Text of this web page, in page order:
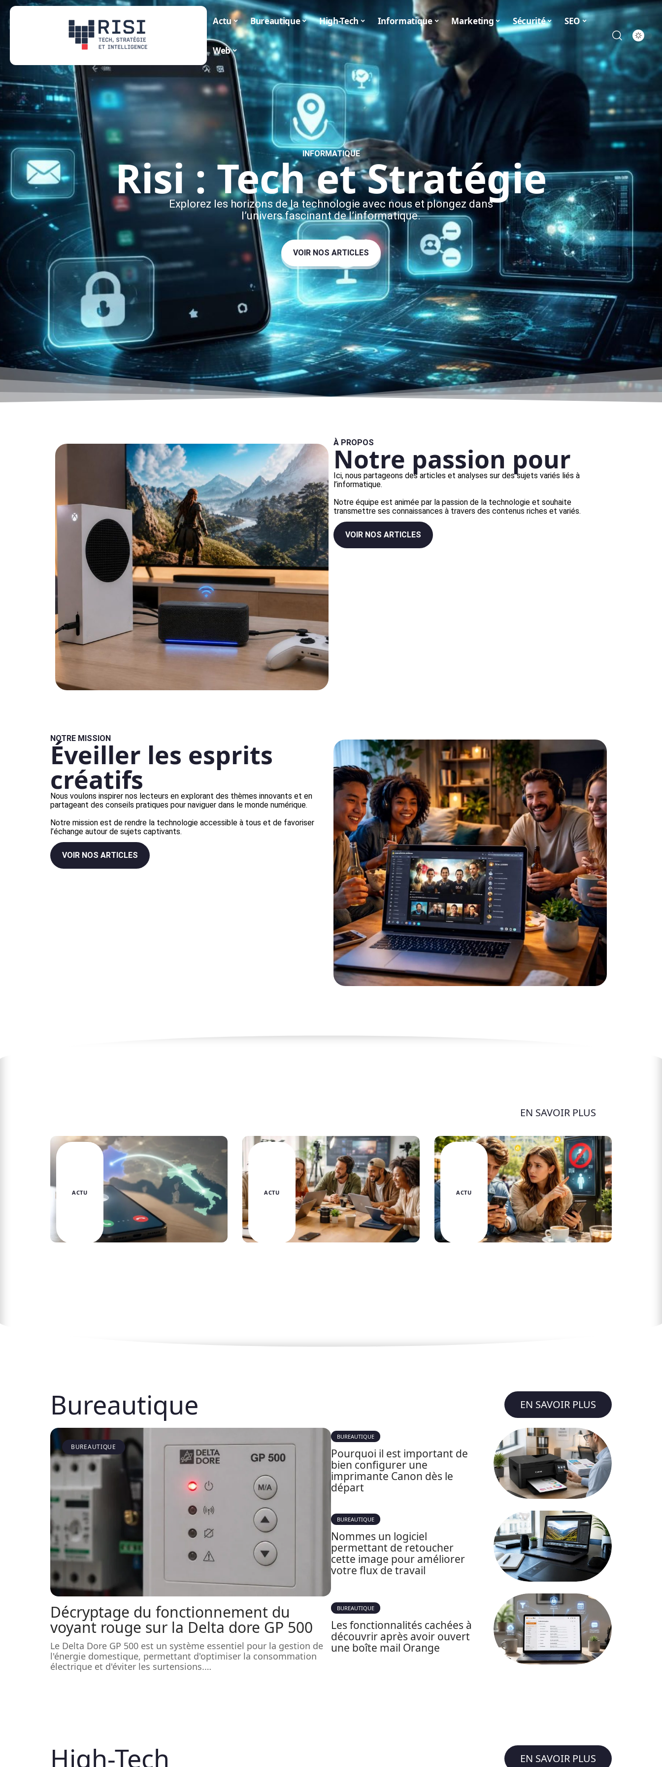
Actu Bureautique High-Tech Informatique Marketing Sécurité SEO
Web
INFORMATIQUE
Risi : Tech et Stratégie
Explorez les horizons de la technologie avec nous et plongez dans
l’univers fascinant de l’informatique.
VOIR NOS ARTICLES
À PROPOS
Notre passion pour
Ici, nous partageons des articles et analyses sur des sujets variés liés à
l’informatique.
Notre équipe est animée par la passion de la technologie et souhaite
transmettre ses connaissances à travers des contenus riches et variés.
VOIR NOS ARTICLES
NOTRE MISSION
Éveiller les esprits
créatifs
Nous voulons inspirer nos lecteurs en explorant des thèmes innovants et en
partageant des conseils pratiques pour naviguer dans le monde numérique.
Notre mission est de rendre la technologie accessible à tous et de favoriser
l’échange autour de sujets captivants.
VOIR NOS ARTICLES
EN SAVOIR PLUS
ACTU ACTU ACTU
Bureautique EN SAVOIR PLUS
BUREAUTIQUE
Décryptage du fonctionnement du
voyant rouge sur la Delta dore GP 500
Le Delta Dore GP 500 est un système essentiel pour la gestion de
l'énergie domestique, permettant d'optimiser la consommation
électrique et d'éviter les surtensions.…
BUREAUTIQUE
Pourquoi il est important de
bien configurer une
imprimante Canon dès le
départ
BUREAUTIQUE
Nommes un logiciel
permettant de retoucher
cette image pour améliorer
votre flux de travail
BUREAUTIQUE
Les fonctionnalités cachées à
découvrir après avoir ouvert
une boîte mail Orange
High-Tech EN SAVOIR PLUS